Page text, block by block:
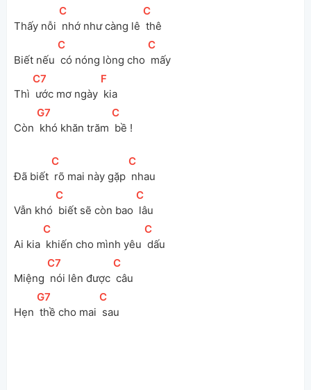
Thấy nỗi
[
C
nhớ như càng lê
[
C
thê
Biết nếu
[
C
có nóng lòng cho
[
C
mấy
Thì
[
C7
ước mơ ngày
[F
kia
Còn
[
G7
khó khăn trăm
[
C
bề !
Đã biết
[
C
rõ mai này gặp
[
C
nhau
Vẫn khó
[
C
biết sẽ còn bao
[
C
lâu
Ai kia
[
C
khiến cho mình yêu
[
C
dấu
Miệng
[
C7
nói lên được
[
C
Hẹn
[
G7
thề cho mai
[
C
sau